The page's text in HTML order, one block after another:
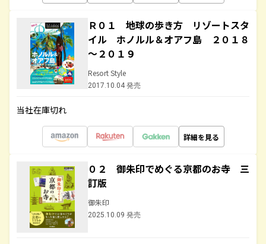
Ｒ０１ 地球の歩き方 リゾートスタ
イル ホノルル＆オアフ島 ２０１８
～２０１９
Resort Style
2017.10.04 発売
当社在庫切れ
詳細を見る
０２ 御朱印でめぐる京都のお寺 三
訂版
御朱印
2025.10.09 発売